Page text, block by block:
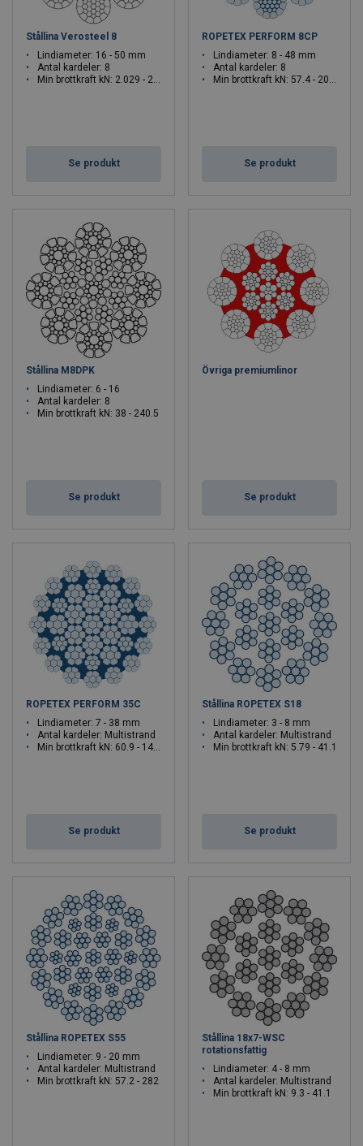
Stållina Verosteel 8
Lindiameter: 16 - 50 mm
Antal kardeler: 8
Min brottkraft kN: 2.029 - 2103
Se produkt
ROPETEX PERFORM 8CP
Lindiameter: 8 - 48 mm
Antal kardeler: 8
Min brottkraft kN: 57.4 - 2060.5
Se produkt
Stållina M8DPK
Lindiameter: 6 - 16
Antal kardeler: 8
Min brottkraft kN: 38 - 240.5
Se produkt
Övriga premiumlinor
Se produkt
ROPETEX PERFORM 35C
Lindiameter: 7 - 38 mm
Antal kardeler: Multistrand
Min brottkraft kN: 60.9 - 1421.6
Se produkt
Stållina ROPETEX S18
Lindiameter: 3 - 8 mm
Antal kardeler: Multistrand
Min brottkraft kN: 5.79 - 41.1
Se produkt
Stållina ROPETEX S55
Lindiameter: 9 - 20 mm
Antal kardeler: Multistrand
Min brottkraft kN: 57.2 - 282
Stållina 18x7-WSC
rotationsfattig
Lindiameter: 4 - 8 mm
Antal kardeler: Multistrand
Min brottkraft kN: 9.3 - 41.1